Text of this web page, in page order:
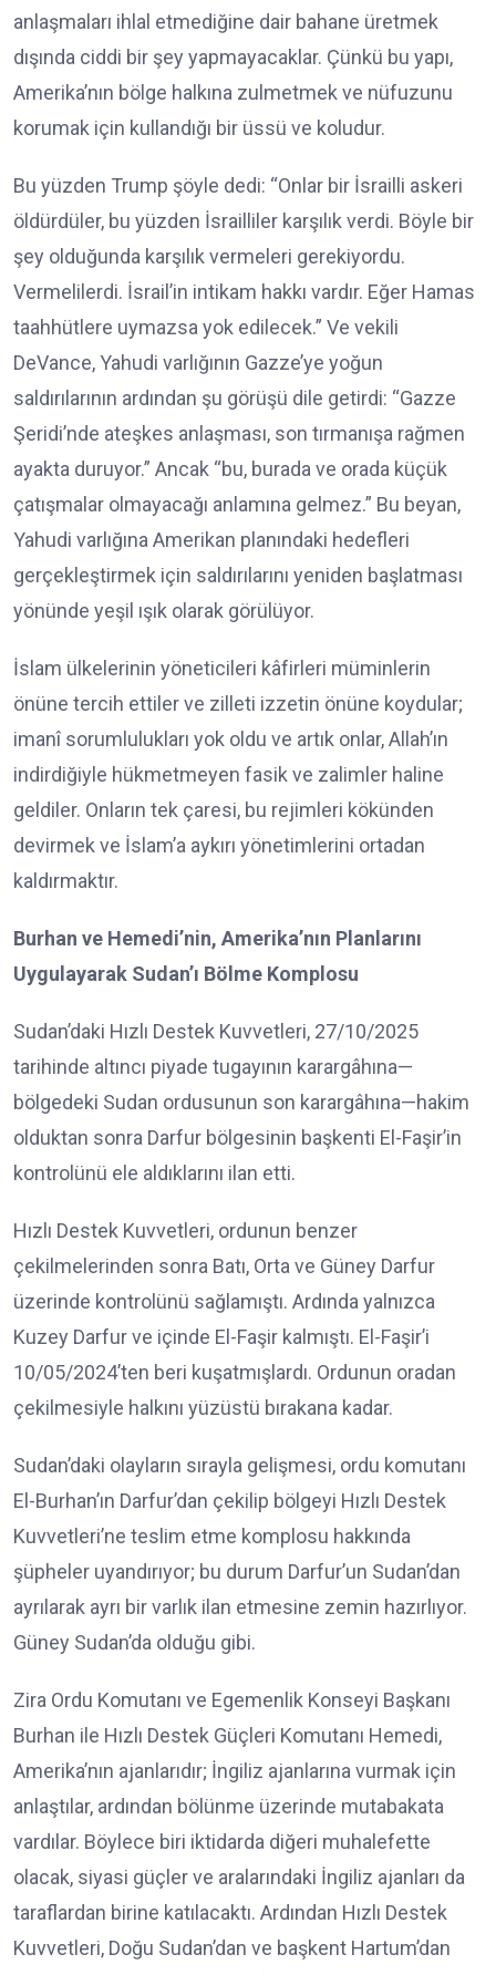
anlaşmaları ihlal etmediğine dair bahane üretmek
dışında ciddi bir şey yapmayacaklar. Çünkü bu yapı,
Amerika’nın bölge halkına zulmetmek ve nüfuzunu
korumak için kullandığı bir üssü ve koludur.
Bu yüzden Trump şöyle dedi: “Onlar bir İsrailli askeri
öldürdüler, bu yüzden İsrailliler karşılık verdi. Böyle bir
şey olduğunda karşılık vermeleri gerekiyordu.
Vermelilerdi. İsrail’in intikam hakkı vardır. Eğer Hamas
taahhütlere uymazsa yok edilecek.” Ve vekili
DeVance, Yahudi varlığının Gazze’ye yoğun
saldırılarının ardından şu görüşü dile getirdi: “Gazze
Şeridi’nde ateşkes anlaşması, son tırmanışa rağmen
ayakta duruyor.” Ancak “bu, burada ve orada küçük
çatışmalar olmayacağı anlamına gelmez.” Bu beyan,
Yahudi varlığına Amerikan planındaki hedefleri
gerçekleştirmek için saldırılarını yeniden başlatması
yönünde yeşil ışık olarak görülüyor.
İslam ülkelerinin yöneticileri kâfirleri müminlerin
önüne tercih ettiler ve zilleti izzetin önüne koydular;
imanî sorumlulukları yok oldu ve artık onlar, Allah’ın
indirdiğiyle hükmetmeyen fasik ve zalimler haline
geldiler. Onların tek çaresi, bu rejimleri kökünden
devirmek ve İslam’a aykırı yönetimlerini ortadan
kaldırmaktır.
Burhan ve Hemedi’nin, Amerika’nın Planlarını
Uygulayarak Sudan’ı Bölme Komplosu
Sudan’daki Hızlı Destek Kuvvetleri, 27/10/2025
tarihinde altıncı piyade tugayının karargâhına—
bölgedeki Sudan ordusunun son karargâhına—hakim
olduktan sonra Darfur bölgesinin başkenti El-Faşir’in
kontrolünü ele aldıklarını ilan etti.
Hızlı Destek Kuvvetleri, ordunun benzer
çekilmelerinden sonra Batı, Orta ve Güney Darfur
üzerinde kontrolünü sağlamıştı. Ardında yalnızca
Kuzey Darfur ve içinde El-Faşir kalmıştı. El-Faşir’i
10/05/2024’ten beri kuşatmışlardı. Ordunun oradan
çekilmesiyle halkını yüzüstü bırakana kadar.
Sudan’daki olayların sırayla gelişmesi, ordu komutanı
El-Burhan’ın Darfur’dan çekilip bölgeyi Hızlı Destek
Kuvvetleri’ne teslim etme komplosu hakkında
şüpheler uyandırıyor; bu durum Darfur’un Sudan’dan
ayrılarak ayrı bir varlık ilan etmesine zemin hazırlıyor.
Güney Sudan’da olduğu gibi.
Zira Ordu Komutanı ve Egemenlik Konseyi Başkanı
Burhan ile Hızlı Destek Güçleri Komutanı Hemedi,
Amerika’nın ajanlarıdır; İngiliz ajanlarına vurmak için
anlaştılar, ardından bölünme üzerinde mutabakata
vardılar. Böylece biri iktidarda diğeri muhalefette
olacak, siyasi güçler ve aralarındaki İngiliz ajanları da
taraflardan birine katılacaktı. Ardından Hızlı Destek
Kuvvetleri, Doğu Sudan’dan ve başkent Hartum’dan